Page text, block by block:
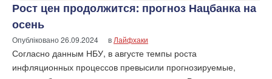
Рост цен продолжится: прогноз Нацбанка на
осень
Опубліковано26.09.2024 вЛайфхаки
Согласно данным НБУ, в августе темпы роста
инфляционных процессов превысили прогнозируемые,